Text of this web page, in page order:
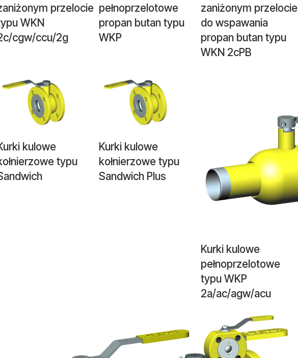
przelocie
WKN
cgw/ccu/2g
pełnoprzelotowe
propan butan typu
WKP
zaniżonym przelocie
do wspawania
propan butan typu
WKN 2cPB
kulowe
typu
Kurki kulowe
kołnierzowe typu
Sandwich Plus
Kurki kulowe
pełnoprzelotowe
typu WKP
2a/ac/agw/acu